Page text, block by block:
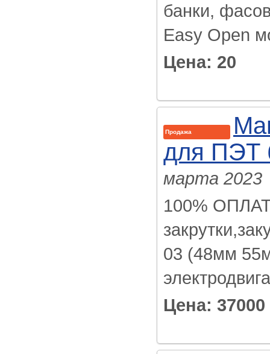
банки,
Easy Open
Цена: 20
Продажа
для ПЭТ
марта 2023
100%
03 (48мм
Цена: 37000